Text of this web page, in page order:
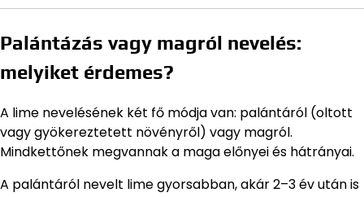
Palántázás vagy magról nevelés:
melyiket érdemes?
A lime nevelésének két fő módja van: palántáról (oltott
vagy gyökereztetett növényről) vagy magról.
Mindkettőnek megvannak a maga előnyei és hátrányai.
A palántáról nevelt lime gyorsabban, akár 2–3 év után is